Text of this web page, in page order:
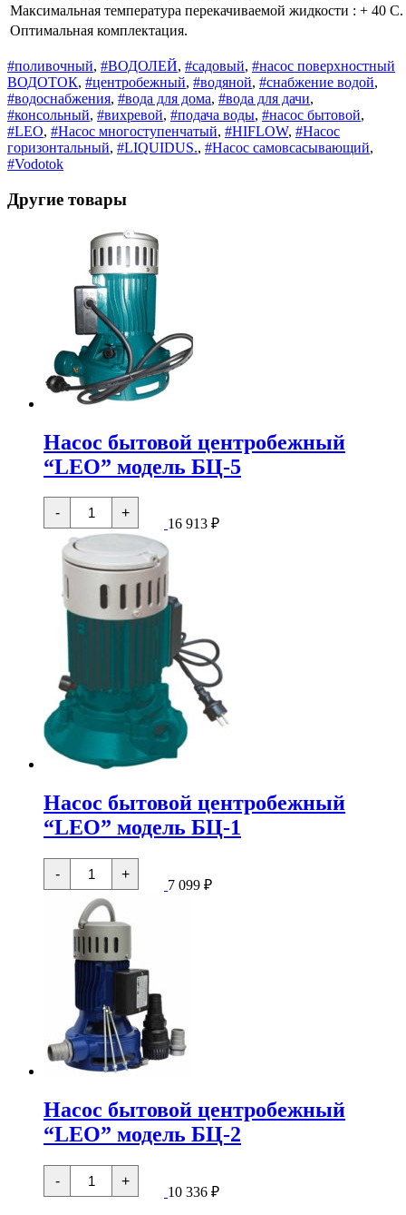
Максимальная температура перекачиваемой жидкости : + 40 С.
Оптимальная комплектация.
#поливочный, #ВОДОЛЕЙ, #садовый, #насос поверхностный
ВОДОТОК, #центробежный, #водяной, #снабжение водой,
#водоснабжения, #вода для дома, #вода для дачи,
#консольный, #вихревой, #подача воды, #насос бытовой,
#LEO, #Насос многоступенчатый, #HIFLOW, #Насос
горизонтальный, #LIQUIDUS., #Насос самовсасывающий,
#Vodotok
Другие товары
Насос бытовой центробежный
“LEO” модель БЦ-5
-
Количество
товара
Насос
бытовой
центробежный
"LEO"
модель
БЦ-5
+
16 913 ₽
Насос бытовой центробежный
“LEO” модель БЦ-1
-
Количество
товара
Насос
бытовой
центробежный
"LEO"
модель
БЦ-1
+
7 099 ₽
Насос бытовой центробежный
“LEO” модель БЦ-2
-
Количество
товара
Насос
+
10 336 ₽